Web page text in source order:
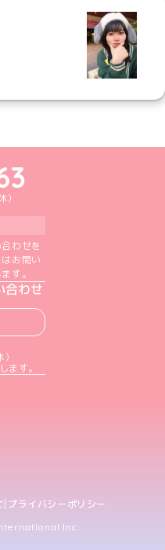
公式アカウント
んX公式アカウント
ーみんInstagram公式アカウント
いどりーみんFacebook公式アカウン
めいどりーみんYouTube公式アカ
わせを
お問い
す。
合わせ
ます。
プライバシーポリシー
Inc.